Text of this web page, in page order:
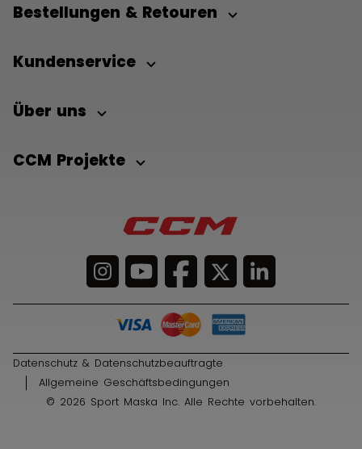
Bestellungen & Retouren
Kundenservice
Über uns
CCM Projekte
© 2026 Sport Maska Inc. Alle Rechte vorbehalten.
Datenschutz & Datenschutzbeauftragte
Allgemeine Geschäftsbedingungen